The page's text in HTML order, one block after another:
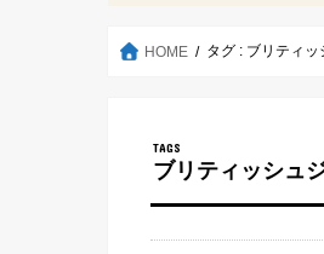
HOME タグ : ブリティッ
ブリティッシュ